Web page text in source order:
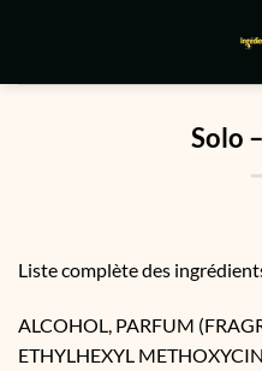
Solo
Liste complète des
ALCOHOL, PARFUM
ETHYLHEXYL